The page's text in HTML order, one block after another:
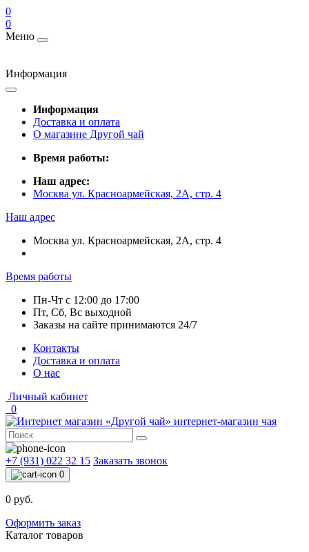
0
0
Меню
Информация
Информация
Доставка и оплата
О магазине Другой чай
Время работы:
Наш адрес:
Москва ул. Красноармейская, 2А, стр. 4
Наш адрес
Москва ул. Красноармейская, 2А, стр. 4
Время работы
Пн-Чт c 12:00 до 17:00
Пт, Сб, Вс выходной
Заказы на сайте принимаются 24/7
Контакты
Доставка и оплата
О нас
Личный кабинет
0
интернет-магазин чая
+7 (931) 022 32 15 Заказать звонок
0
0 руб.
Оформить заказ
Каталог товаров